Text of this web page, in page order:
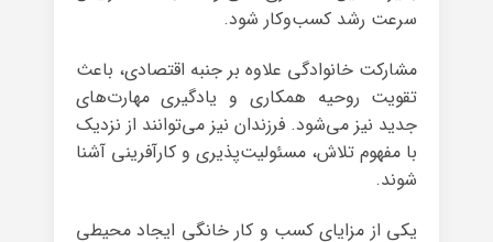
سرعت رشد کسب‌وکار شود.
مشارکت خانوادگی علاوه بر جنبه اقتصادی، باعث
تقویت روحیه همکاری و یادگیری مهارت‌های
جدید نیز می‌شود. فرزندان نیز می‌توانند از نزدیک
با مفهوم تلاش، مسئولیت‌پذیری و کارآفرینی آشنا
شوند.
یکی از مزایای کسب و کار خانگی ایجاد محیطی